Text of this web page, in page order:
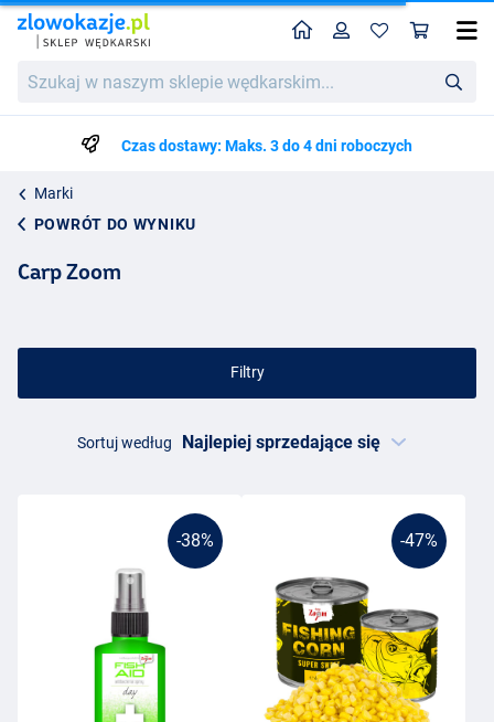
w
wędkarskim...
HomeProfil
Czas dostawy: Maks. 3 do 4 dni roboczych
Marki
POWRÓT DO WYNIKU
Carp Zoom
Filtry
Sortuj według
-38% -47%